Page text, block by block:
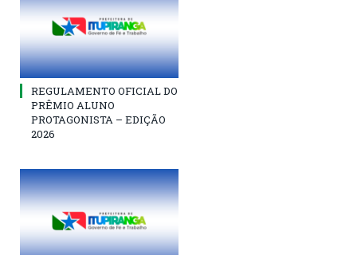
REGULAMENTO OFICIAL DO
PRÊMIO ALUNO
PROTAGONISTA – EDIÇÃO
2026